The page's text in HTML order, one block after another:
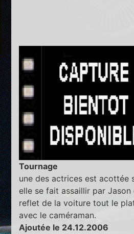
Tournage
une des actrices est acottée
elle se fait assaillir par
reflet de la voiture tout le
avec le caméraman.
Ajoutée le 24.12.2006